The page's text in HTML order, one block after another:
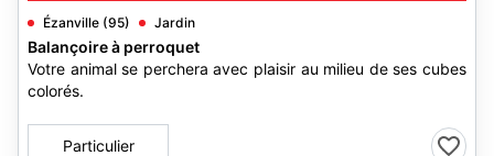
Ézanville (95) Jardin
Balançoire à perroquet
Votre animal se perchera avec plaisir au milieu de ses cubes
colorés.
Particulier